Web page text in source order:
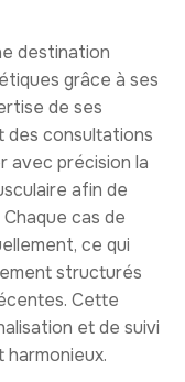
destination
grâce à ses
de ses
des consultations
avec précision la
afin de
cas de
ce qui
structurés
Cette
et de suivi